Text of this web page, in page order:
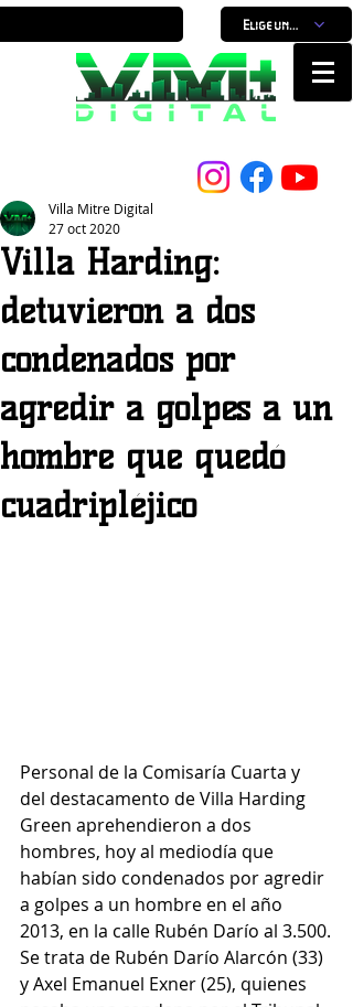
Elige un horario
Villa Harding:
detuvieron a dos
condenados por
agredir a golpes a un
hombre que quedó
cuadripléjico
Villa Mitre Digital
27 oct 2020
Personal de la Comisaría Cuarta y
del destacamento de Villa Harding
Green aprehendieron a dos
hombres, hoy al mediodía que
habían sido condenados por agredir
a golpes a un hombre en el año
2013, en la calle Rubén Darío al 3.500.
Se trata de Rubén Darío Alarcón (33)
y Axel Emanuel Exner (25), quienes